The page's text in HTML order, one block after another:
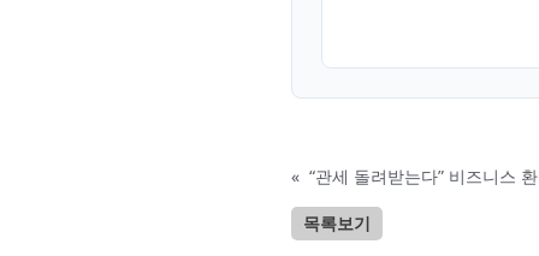
« “관세 돌려받는다” 비즈니스
목록보기